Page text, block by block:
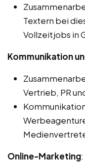
Textern bei
Vollzeitjobs in
Kommunikation
Vertrieb, PR
Online-Marketing: